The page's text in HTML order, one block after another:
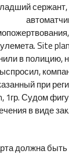
сержант,
Site
в полицию,
при
1гр. Судом
в виде
должна быть